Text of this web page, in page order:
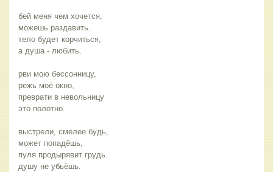
бей меня чем хочется,
можешь раздавить.
тело будет корчиться,
а душа - любить.
рви мою бессонницу,
режь моё окно,
преврати в невольницу
это полотно.
выстрели, смелее будь,
может попадёшь,
пуля продырявит грудь.
душу не убьёшь.